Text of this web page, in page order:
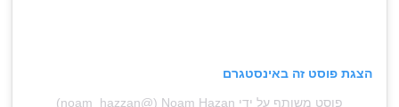
הצגת פוסט זה באינסטגרם
פוסט משותף על ידי ‏‎Noam Hazan‎‏ (@‏‎noam_hazzan‎‏)